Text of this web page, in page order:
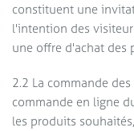
constituent une
l'intention des
une offre d'achat des
2.2 La commande
commande en ligne
les produits